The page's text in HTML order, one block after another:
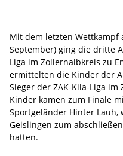
Mit dem letzten Wettkampf
September) ging die dritte
Liga im Zollernalbkreis zu
ermittelten die Kinder der
Sieger der ZAK-Kila-Liga
Kinder kamen zum Finale
Sportgeländer Hinter Lauh,
Geislingen zum
hatten.